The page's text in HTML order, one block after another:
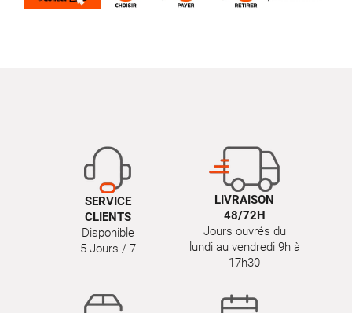
SERVICE
CLIENTS
Disponible
5 Jours / 7
LIVRAISON
48/72H
Jours ouvrés du
lundi au vendredi 9h à
17h30